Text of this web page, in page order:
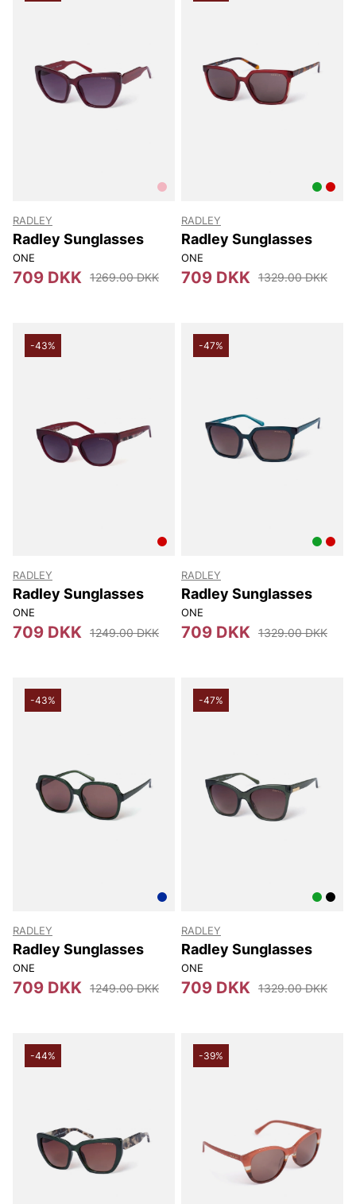
RADLEY
Radley Sunglasses
ONE
709 DKK 1269.00 DKK
RADLEY
Radley Sunglasses
ONE
709 DKK 1329.00 DKK
-43%
RADLEY
Radley Sunglasses
ONE
709 DKK 1249.00 DKK
-47%
RADLEY
Radley Sunglasses
ONE
709 DKK 1329.00 DKK
-43%
RADLEY
Radley Sunglasses
ONE
709 DKK 1249.00 DKK
-47%
RADLEY
Radley Sunglasses
ONE
709 DKK 1329.00 DKK
-44% -39%